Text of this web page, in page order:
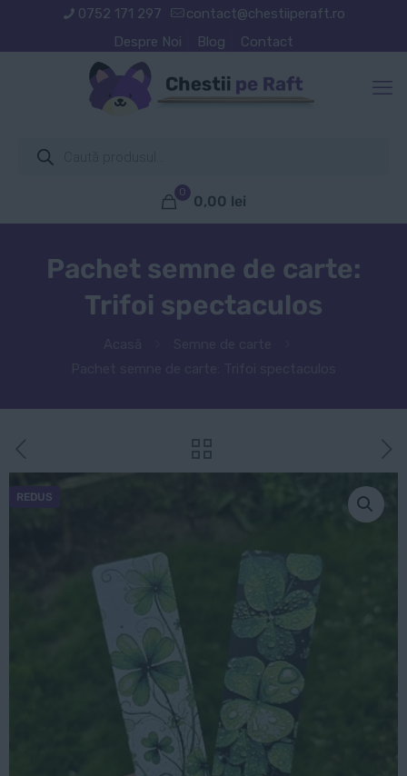
0752 171 297
contact@chestiiperaft.ro
Despre Noi
Blog Contact
search
0
0,00 lei
Pachet semne de carte:
Trifoi spectaculos
REDUS